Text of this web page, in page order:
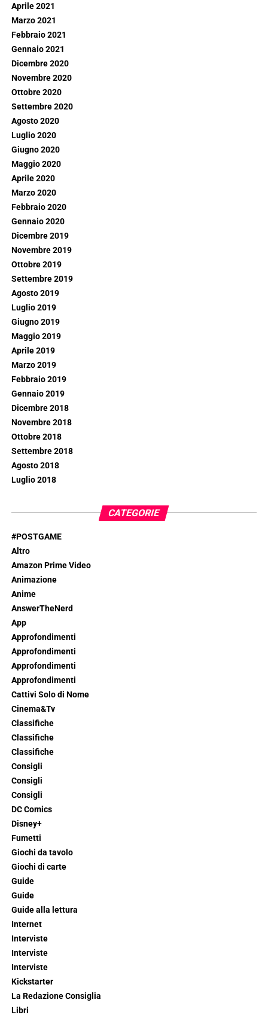
Aprile 2021
Marzo 2021
Febbraio 2021
Gennaio 2021
Dicembre 2020
Novembre 2020
Ottobre 2020
Settembre 2020
Agosto 2020
Luglio 2020
Giugno 2020
Maggio 2020
Aprile 2020
Marzo 2020
Febbraio 2020
Gennaio 2020
Dicembre 2019
Novembre 2019
Ottobre 2019
Settembre 2019
Agosto 2019
Luglio 2019
Giugno 2019
Maggio 2019
Aprile 2019
Marzo 2019
Febbraio 2019
Gennaio 2019
Dicembre 2018
Novembre 2018
Ottobre 2018
Settembre 2018
Agosto 2018
Luglio 2018
CATEGORIE
#POSTGAME
Altro
Amazon Prime Video
Animazione
Anime
AnswerTheNerd
App
Approfondimenti
Approfondimenti
Approfondimenti
Approfondimenti
Cattivi Solo di Nome
Cinema&Tv
Classifiche
Classifiche
Classifiche
Consigli
Consigli
Consigli
DC Comics
Disney+
Fumetti
Giochi da tavolo
Giochi di carte
Guide
Guide
Guide alla lettura
Internet
Interviste
Interviste
Interviste
Kickstarter
La Redazione Consiglia
Libri